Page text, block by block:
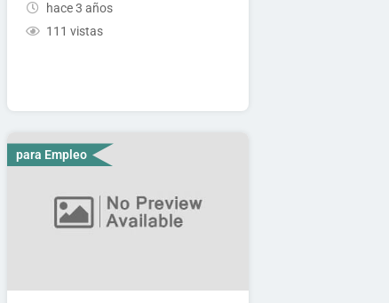
hace 3 años
111 vistas
para Empleo